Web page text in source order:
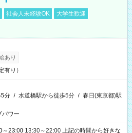
社会人未経験OK
大学生歓迎
あり
有り）
5分 / 水道橋駅から徒歩5分 / 春日(東京都)駅
パワー
～22:00 上記の時間から好きな